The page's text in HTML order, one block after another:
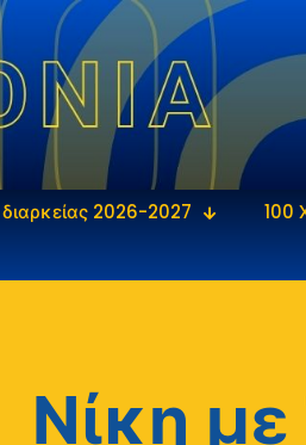
διαρκείας 2026-2027 100
Νίκη